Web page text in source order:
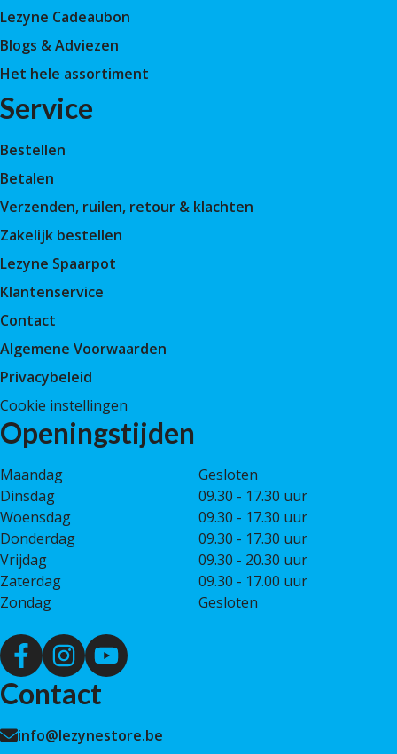
Lezyne Cadeaubon
Blogs & Adviezen
Het hele assortiment
Service
Bestellen
Betalen
Verzenden, ruilen, retour & klachten
Zakelijk bestellen
Lezyne Spaarpot
Klantenservice
Contact
Algemene Voorwaarden
Privacybeleid
Cookie instellingen
Openingstijden
Maandag
Gesloten
Dinsdag
09.30 - 17.30 uur
Woensdag
09.30 - 17.30 uur
Donderdag
09.30 - 17.30 uur
Vrijdag
09.30 - 20.30 uur
Zaterdag
09.30 - 17.00 uur
Zondag
Gesloten
Contact
info@lezynestore.be